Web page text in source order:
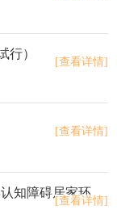
行）
[查看详情]
[查看详情]
上海市闵行区标准化指导性技术文件-老年认知障碍居家环境改善服务指南
[查看详情]